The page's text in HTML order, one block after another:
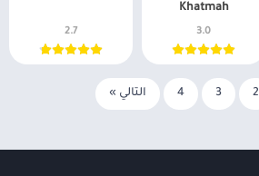
Khatmah
3.0
2.7
2
3
4 التالي »